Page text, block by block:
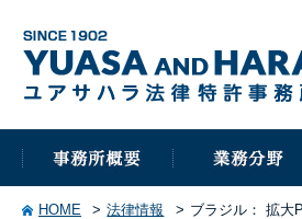
HOME 法律情報 ブラジル： 拡大